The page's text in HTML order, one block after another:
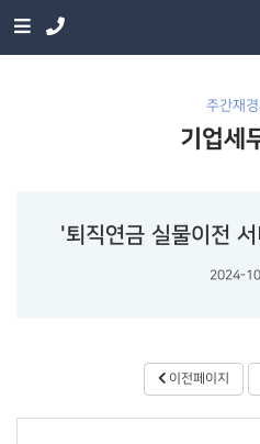
주간재
기업세
'퇴직연금 실물이전
2024-
이전페이지